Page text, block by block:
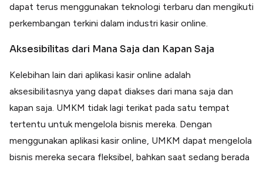
dapat terus menggunakan teknologi terbaru dan mengikuti
perkembangan terkini dalam industri kasir online.
Aksesibilitas dari Mana Saja dan Kapan Saja
Kelebihan lain dari aplikasi kasir online adalah
aksesibilitasnya yang dapat diakses dari mana saja dan
kapan saja. UMKM tidak lagi terikat pada satu tempat
tertentu untuk mengelola bisnis mereka. Dengan
menggunakan aplikasi kasir online, UMKM dapat mengelola
bisnis mereka secara fleksibel, bahkan saat sedang berada